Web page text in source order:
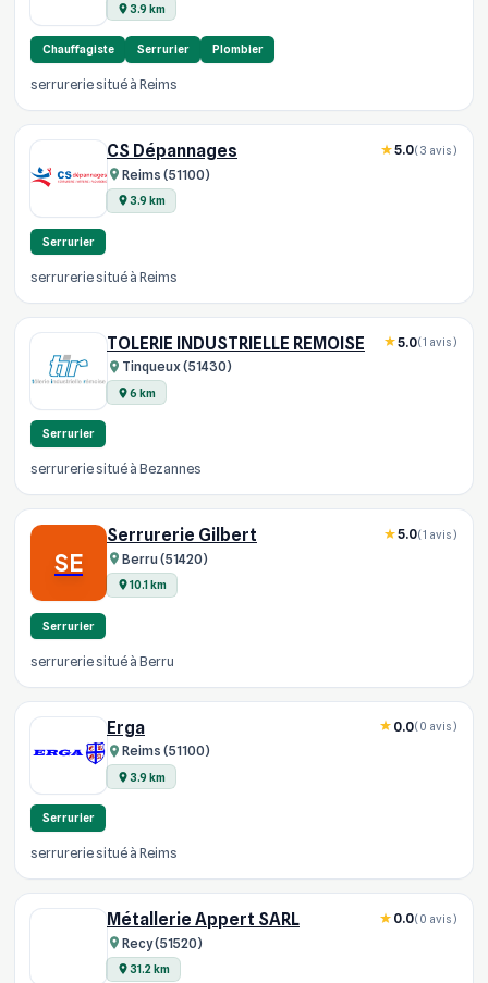
3.9 km
Chauffagiste Serrurier Plombier
serrurerie situé à Reims
CS Dépannages
Reims (51100)
3.9 km
5.0(3 avis)
Serrurier
serrurerie situé à Reims
TOLERIE INDUSTRIELLE REMOISE
Tinqueux (51430)
6 km
5.0(1 avis)
Serrurier
serrurerie situé à Bezannes
SE
Serrurerie Gilbert
Berru (51420)
10.1 km
5.0(1 avis)
Serrurier
serrurerie situé à Berru
Erga
Reims (51100)
3.9 km
0.0(0 avis)
Serrurier
serrurerie situé à Reims
Métallerie Appert SARL
Recy (51520)
31.2 km
0.0(0 avis)